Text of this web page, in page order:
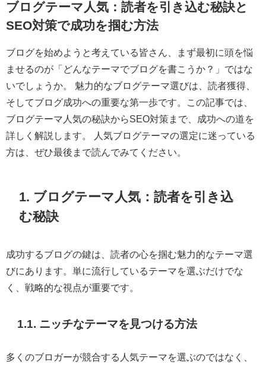
ブログテーマ人気：読者を引き込む秘訣と
SEO対策で成功を掴む方法
ブログを始めようと考えている皆さん、まず最初に頭を悩
ませるのが「どんなテーマでブログを書こうか？」ではな
いでしょうか。 魅力的なブログテーマ選びは、読者獲得、
そしてブログ成功への重要な第一歩です。この記事では、
ブログテーマ人気の秘訣からSEO対策まで、成功への道を
詳しく解説します。 人気ブログテーマの選定に迷っている
方は、ぜひ最後まで読んでみてください。
1. ブログテーマ人気：読者を引き込
む秘訣
成功するブログの鍵は、読者の心を掴む魅力的なテーマ選
びにあります。単に流行しているテーマを選ぶだけでな
く、戦略的な視点が重要です。
1.1. ニッチなテーマを見つける方法
多くのブロガーが競合する人気テーマを選ぶのではなく、